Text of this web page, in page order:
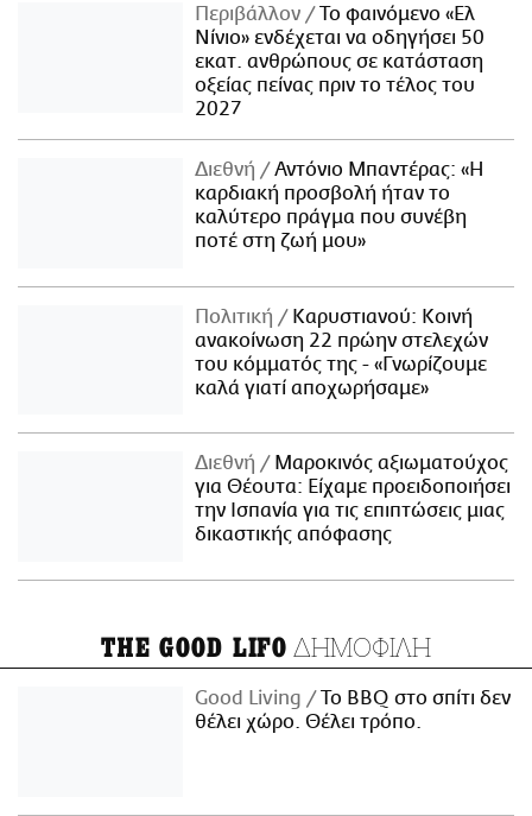
Περιβάλλον
Το φαινόμενο «Ελ
Νίνιο» ενδέχεται να οδηγήσει 50
εκατ. ανθρώπους σε κατάσταση
οξείας πείνας πριν το τέλος του
2027
Διεθνή
Αντόνιο Μπαντέρας: «Η
καρδιακή προσβολή ήταν το
καλύτερο πράγμα που συνέβη
ποτέ στη ζωή μου»
Πολιτική
Καρυστιανού: Κοινή
ανακοίνωση 22 πρώην στελεχών
του κόμματός της - «Γνωρίζουμε
καλά γιατί αποχωρήσαμε»
Διεθνή
Μαροκινός αξιωματούχος
για Θέουτα: Είχαμε προειδοποιήσει
την Ισπανία για τις επιπτώσεις μιας
δικαστικής απόφασης
THE GOOD LIFO ΔΗΜΟΦΙΛΗ
Good Living
Το BBQ στο σπίτι δεν
θέλει χώρο. Θέλει τρόπο.